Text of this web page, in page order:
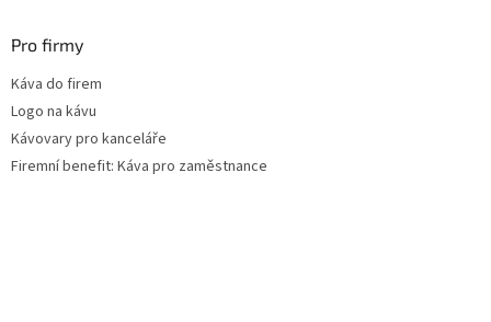
Pro firmy
Káva do firem
Logo na kávu
Kávovary pro kanceláře
Firemní benefit: Káva pro zaměstnance